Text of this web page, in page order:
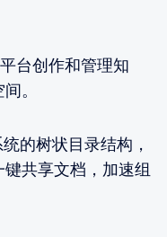
台创作和管理知
。
的树状目录结构，
共享文档，加速组